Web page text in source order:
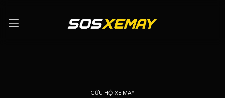
qua
CỨU HỘ XE MÁY